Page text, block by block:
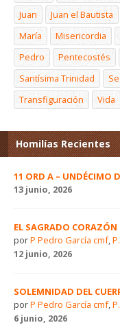
Juan
Juan el Bautista
María
Misericordia
Pedro
Pentecostés
Santísima Trinidad
Transfiguración
Vida
Homilías Recientes
11 ORD A – UNDÉCIMO
13 junio, 2026
EL SAGRADO CORAZÓN
porP Pedro García cmf,
12 junio, 2026
SOLEMNIDAD DEL
porP Pedro García cmf,
6 junio, 2026